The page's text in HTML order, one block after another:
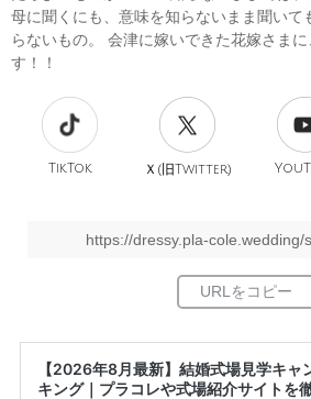
母に聞くにも、意味を知らないまま聞いて
らないもの。 会津に嫁いできた花嫁さま
す！！
TikTok Ｘ(旧Twitter)
https://dressy.pla-cole.wedding/
【2026年8月最新】結婚式場見学キャ
キング｜プラコレや式場紹介サイトを